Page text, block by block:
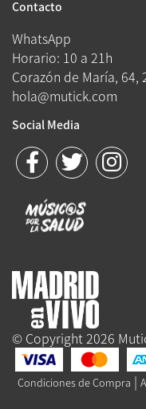
Contacto
WhatsApp
Horario: 10 a 21h
Corazón de María, 64,
hola@mutick.com
Social Media
© Copyright 2026
Condiciones de Compra |